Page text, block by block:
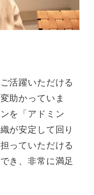
活躍いただける
助かっていま
を「アドミン
が安定して回り
っていただける
き、非常に満足